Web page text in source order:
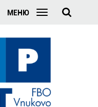
МЕНЮ